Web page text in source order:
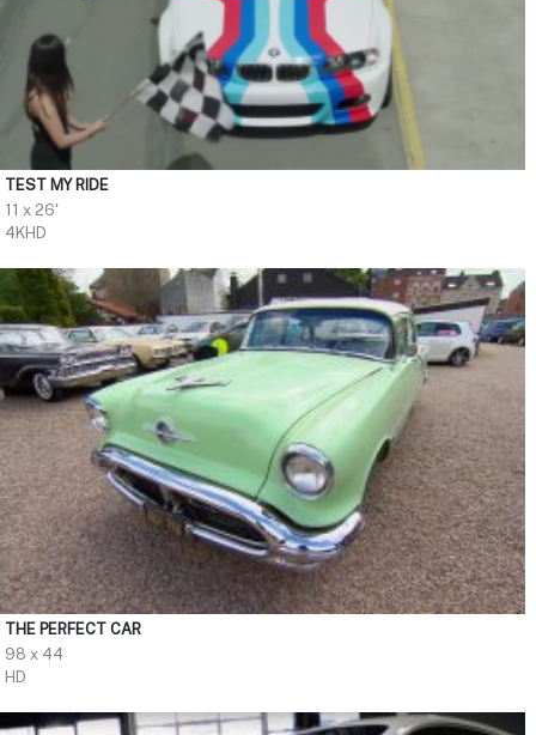
TEST MY RIDE
11 x 26'
4KHD
THE PERFECT CAR
98 x 44
HD